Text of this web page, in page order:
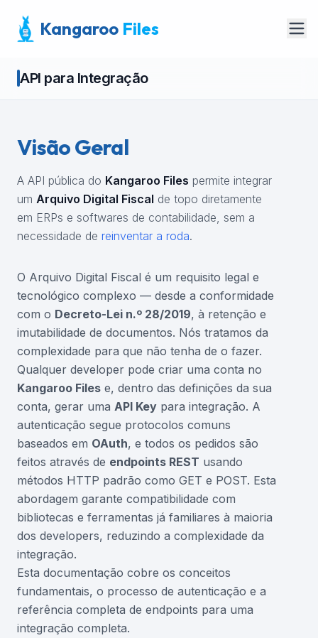
Kangaroo Files
API para Integração
Visão Geral
A API pública do Kangaroo Files permite integrar
um Arquivo Digital Fiscal de topo diretamente
em ERPs e softwares de contabilidade, sem a
necessidade de reinventar a roda.
O Arquivo Digital Fiscal é um requisito legal e
tecnológico complexo — desde a conformidade
com o Decreto-Lei n.º 28/2019, à retenção e
imutabilidade de documentos. Nós tratamos da
complexidade para que não tenha de o fazer.
Qualquer developer pode criar uma conta no
Kangaroo Files e, dentro das definições da sua
conta, gerar uma API Key para integração. A
autenticação segue protocolos comuns
baseados em OAuth, e todos os pedidos são
feitos através de endpoints REST usando
métodos HTTP padrão como GET e POST. Esta
abordagem garante compatibilidade com
bibliotecas e ferramentas já familiares à maioria
dos developers, reduzindo a complexidade da
integração.
Esta documentação cobre os conceitos
fundamentais, o processo de autenticação e a
referência completa de endpoints para uma
integração completa.